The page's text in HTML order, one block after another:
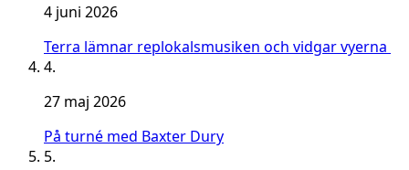
4 juni 2026
Terra lämnar replokalsmusiken och vidgar vyerna
4.
27 maj 2026
På turné med Baxter Dury
5.